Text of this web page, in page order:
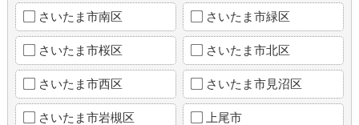
さいたま市南区 さいたま市緑区
さいたま市桜区 さいたま市北区
さいたま市西区 さいたま市見沼区
さいたま市岩槻区 上尾市